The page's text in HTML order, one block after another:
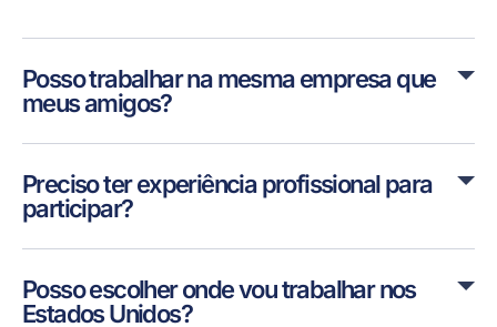
Posso trabalhar na mesma empresa que
meus amigos?
Preciso ter experiência profissional para
participar?
Posso escolher onde vou trabalhar nos
Estados Unidos?